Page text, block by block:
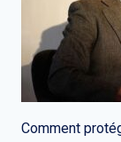
Comment